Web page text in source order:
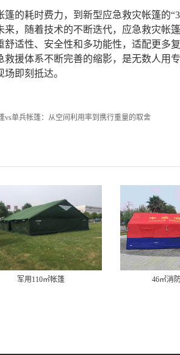
篷的耗时费力，到新型应急救灾帐篷的
来，随着技术的不断迭代，应急救灾帐
舒适性、安全性和多功能性，适配更多
救援体系不断完善的缩影，是无数人用
即刻抵达。
vs单兵帐篷：从空间利用率到携行重量的取舍
46㎡消防充气帐篷 12㎡